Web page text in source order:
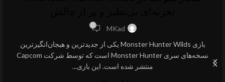
MKad
0
بازی Monster Hunter Wilds یکی از جدیدترین و هیجان‌انگیزترین
نسخه‌های سری Monster Hunter است که توسط شرکت Capcom
منتشر شده است. این بازی...